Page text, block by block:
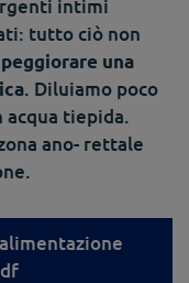
intimi
tutto ciò non
peggiorare una
. Diluiamo poco
tiepida.
ano- rettale